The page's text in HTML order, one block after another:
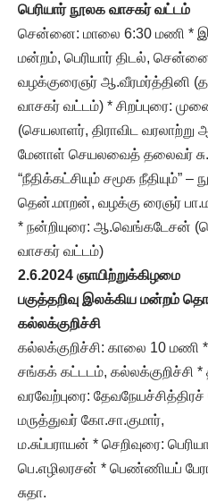
பெரியார் நூலக வாசகர் வட்டம்
சென்னை: மாலை 6:30 மணி *
மன்றம், பெரியார் திடல்,
வழக்குரைஞர் ஆ.வீரமர்த்தினி
வாசகர் வட்டம்) * சிறப்புரை:
(செயலாளர், திராவிட வரலாற்று
மேனாள் செயலவைத் தலைவர்
“நீதிக்கட்சியும் சமூக நீதியும்”
தென்.மாறன், வழக்கு ரைஞர்
* நன்றியுரை: ஆ.வெங்கடேசன்
வாசகர் வட்டம்)
2.6.2024 ஞாயிற்றுக்கிழமை
பகுத்தறிவு இலக்கிய மன்றம்
கல்லக்குறிச்சி
கல்லக்குறிச்சி: காலை 10 மணி
சங்கக் கட்டடம், கல்லக்குறிச்சி
வரவேற்புரை:
மருத்துவர் கோ.சா.குமார்,
ம.சுப்பராயன் * செறிவுரை:
பெ.எழிலரசன் * பெண்ணியப்
சுதா.